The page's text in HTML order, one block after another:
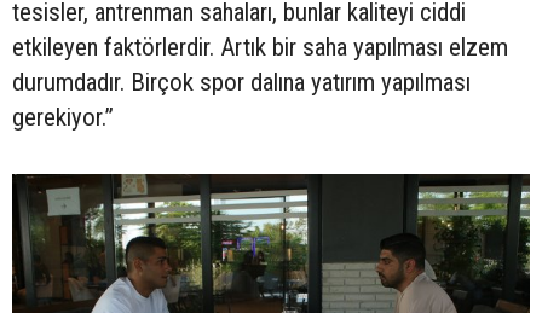
tesisler, antrenman sahaları, bunlar kaliteyi ciddi
etkileyen faktörlerdir. Artık bir saha yapılması elzem
durumdadır. Birçok spor dalına yatırım yapılması
gerekiyor.”